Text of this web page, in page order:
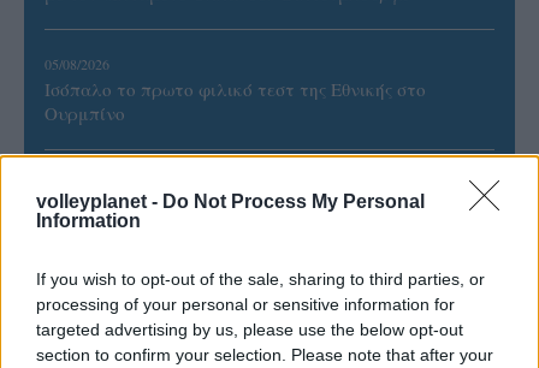
volleyplanet - Do Not Process My Personal
Information
If you wish to opt-out of the sale, sharing to third parties, or
processing of your personal or sensitive information for
targeted advertising by us, please use the below opt-out
section to confirm your selection. Please note that after your
05/08/2026
Ισόπαλο το πρωτο φιλικό τεστ της Εθνικής στο
Ουρμπίνο
Προς στρατηγική συνεργασία ΠΑΣΑΠΠ και
Πανεπιστημίου Πατρών
05/08/2026
Πρώτο δυνατό τεστ της Εθνικής Γυναικών επί ιταλικού
εδάφους με Σουηδία